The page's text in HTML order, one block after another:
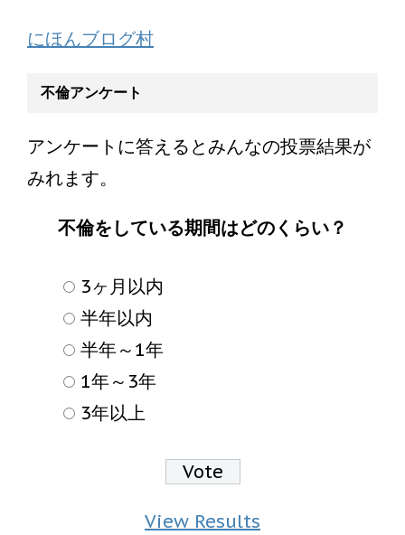
にほんブログ村
不倫アンケート
アンケートに答えるとみんなの投票結果が
みれます。
不倫をしている期間はどのくらい？
3ヶ月以内
半年以内
半年～1年
1年～3年
3年以上
View Results